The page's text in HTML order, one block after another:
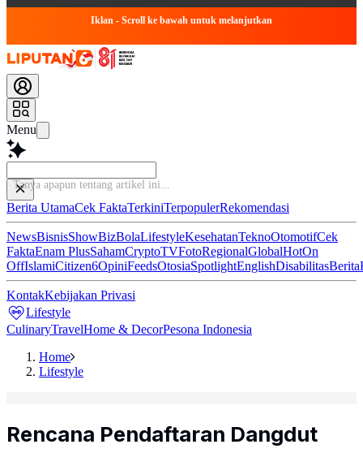
Iklan - Scroll ke bawah untuk melanjutkan
Menu
Bac
Berita UtamaCek FaktaTerkiniTerpopulerRekomendasi
NewsBisnisShowBizBolaLifestyleKesehatanTeknoOtomotifCek
FaktaEnam PlusSahamCryptoTVFotoRegionalGlobalHotOn
OffIslamiCitizen6OpiniFeedsOtosiaSpotlightEnglishDisabilitasBerita
KontakKebijakan Privasi
Lifestyle
CulinaryTravelHome & DecorPesona Indonesia
Home
Lifestyle
Rencana Pendaftaran Dangdut